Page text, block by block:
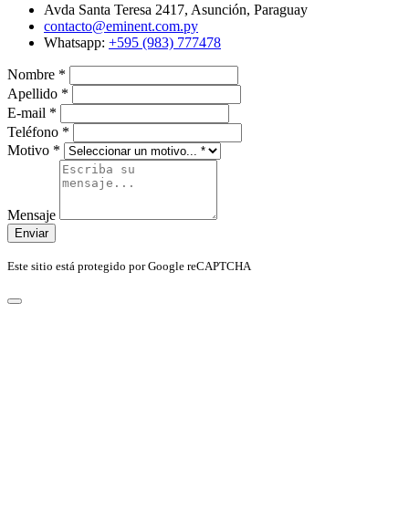
Avda Santa Teresa 2417, Asunción, Paraguay
contacto@eminent.com.py
Whatsapp: +595 (983) 777478
Nombre *
Apellido *
E-mail *
Teléfono *
Motivo *
Mensaje
Enviar
Este sitio está protegido por Google reCAPTCHA